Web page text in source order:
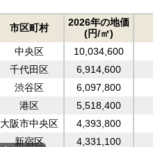
558,400
240,500
666,600
261,700
821,400
298,000
1,218,800
354,900
1,610,500
463,600
2,026,100
547,700
2,155,200
594,800
市区町村
2026年の地価
(円/㎡)
中央区 10,034,600
千代田区 6,914,600
渋谷区 6,097,800
港区 5,518,400
大阪市中央区 4,393,800
新宿区 4,331,100